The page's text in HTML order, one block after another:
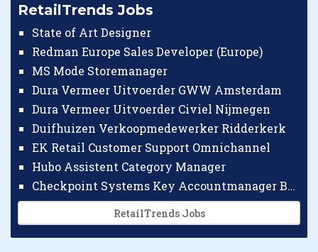
RetailTrends Jobs
State of Art Designer
Redman Europe Sales Developer (Europe)
MS Mode Storemanager
Dura Vermeer Uitvoerder GWW Amsterdam
Dura Vermeer Uitvoerder Civiel Nijmegen
Duifhuizen Verkoopmedewerker Ridderkerk
EK Retail Customer Support Omnichannel
Hubo Assistent Category Manager
Checkpoint Systems Key Accountmanager Benelux
RetailTrends Jobs